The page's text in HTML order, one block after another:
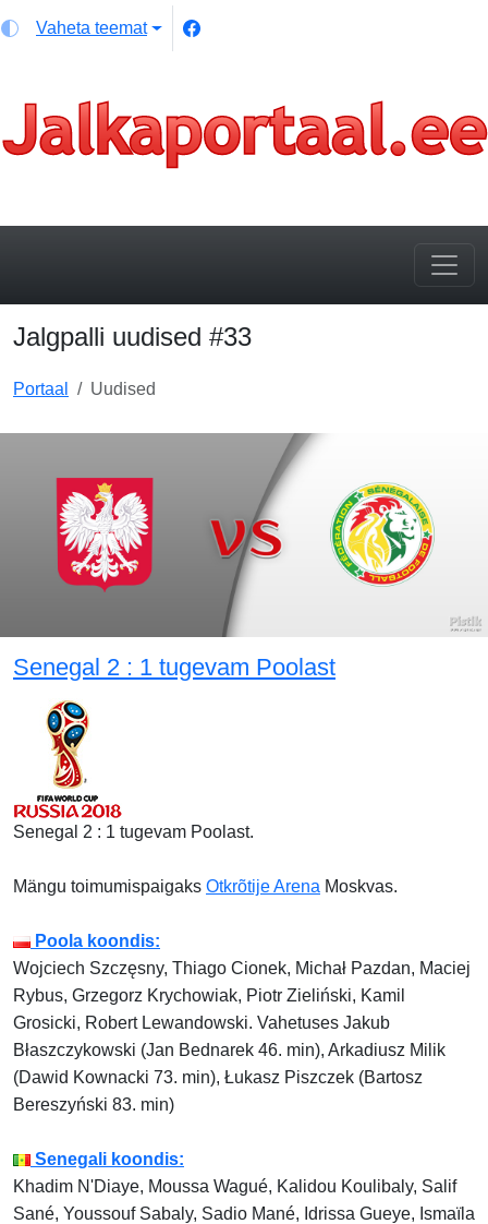
Vaheta teemat
Jalgpalli uudised #33
Portaal Uudised
Senegal 2 : 1 tugevam Poolast
Senegal 2 : 1 tugevam Poolast.
Mängu toimumispaigaks Otkrõtije Arena Moskvas.
Poola koondis:
Wojciech Szczęsny, Thiago Cionek, Michał Pazdan, Maciej
Rybus, Grzegorz Krychowiak, Piotr Zieliński, Kamil
Grosicki, Robert Lewandowski. Vahetuses Jakub
Błaszczykowski (Jan Bednarek 46. min), Arkadiusz Milik
(Dawid Kownacki 73. min), Łukasz Piszczek (Bartosz
Bereszyński 83. min)
Senegali koondis:
Khadim N'Diaye, Moussa Wagué, Kalidou Koulibaly, Salif
Sané, Youssouf Sabaly, Sadio Mané, Idrissa Gueye, Ismaïla